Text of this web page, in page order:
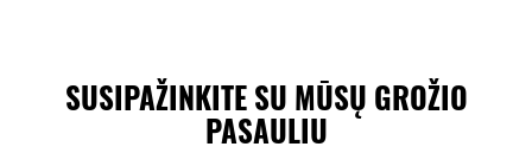
SUSIPAŽINKITE SU MŪSŲ GROŽIO
PASAULIU